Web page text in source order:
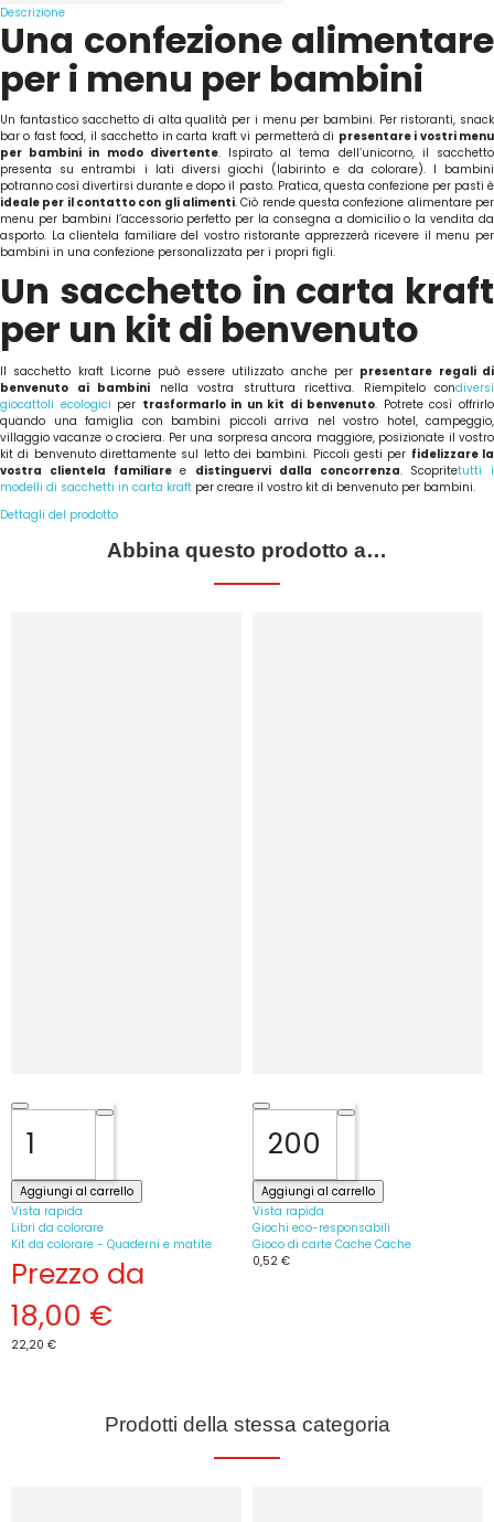
Descrizione
Una confezione alimentare
per i menu per bambini
Un fantastico sacchetto di alta qualità per i menu per bambini. Per ristoranti, snack
bar o fast food, il sacchetto in carta kraft vi permetterà di presentare i vostri menu
per bambini in modo divertente. Ispirato al tema dell’unicorno, il sacchetto
presenta su entrambi i lati diversi giochi (labirinto e da colorare). I bambini
potranno così divertirsi durante e dopo il pasto. Pratica, questa confezione per pasti è
ideale per il contatto con gli alimenti. Ciò rende questa confezione alimentare per
menu per bambini l’accessorio perfetto per la consegna a domicilio o la vendita da
asporto. La clientela familiare del vostro ristorante apprezzerà ricevere il menu per
bambini in una confezione personalizzata per i propri figli.
Un sacchetto in carta kraft
per un kit di benvenuto
Il sacchetto kraft Licorne può essere utilizzato anche per presentare regali di
benvenuto ai bambini nella vostra struttura ricettiva. Riempitelo condiversi
giocattoli ecologici per trasformarlo in un kit di benvenuto. Potrete così offrirlo
quando una famiglia con bambini piccoli arriva nel vostro hotel, campeggio,
villaggio vacanze o crociera. Per una sorpresa ancora maggiore, posizionate il vostro
kit di benvenuto direttamente sul letto dei bambini. Piccoli gesti per fidelizzare la
vostra clientela familiaree distinguervi dalla concorrenza. Scopritetutti i
modelli di sacchetti in carta kraft per creare il vostro kit di benvenuto per bambini.
Dettagli del prodotto
Abbina questo prodotto a…
Aggiungi al carrello
Vista rapida
Libri da colorare
Kit da colorare - Quaderni e matite
Prezzo da
18,00 €
22,20 €
Aggiungi al carrello
Vista rapida
Giochi eco-responsabili
Gioco di carte Cache Cache
0,52 €
Prodotti della stessa categoria